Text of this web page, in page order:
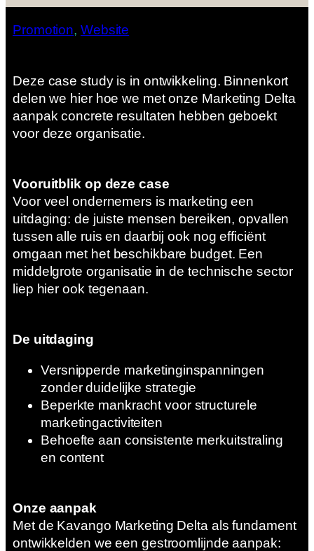
Promotion, Website
Deze case study is in ontwikkeling. Binnenkort
delen we hier hoe we met onze Marketing Delta
aanpak concrete resultaten hebben geboekt
voor deze organisatie.
Vooruitblik op deze case
Voor veel ondernemers is marketing een
uitdaging: de juiste mensen bereiken, opvallen
tussen alle ruis en daarbij ook nog efficiënt
omgaan met het beschikbare budget. Een
middelgrote organisatie in de technische sector
liep hier ook tegenaan.
De uitdaging
Versnipperde marketinginspanningen
zonder duidelijke strategie
Beperkte mankracht voor structurele
marketingactiviteiten
Behoefte aan consistente merkuitstraling
en content
Onze aanpak
Met de Kavango Marketing Delta als fundament
ontwikkelden we een gestroomlijnde aanpak: